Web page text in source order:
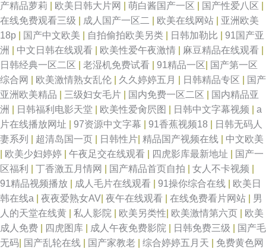
产精品萝莉
欧美日韩大片网 萌白酱国产一区 国产性爱八区
在线免费观看三级
成人国产一区二 欧美在线网站
亚洲欧美
18p
国产中文欧美 自拍偷拍欧美另类 日韩加勒比
91国产亚
洲
中文日韩在线观看 欧美性爱午夜激情 麻豆精品在线观看
日韩经典一区二区
老湿机免费试看 91精品一区
国产第一区
综合网
欧美激情熟女乱伦 久久婷婷五月 日韩精品专区
国产
亚洲欧美精品
三级妇女毛片 国内免费一区二区
国内精品亚
洲
日韩福利电影天堂 欧美性爱肏屄图 日韩中文字幕视频
a
片在线播放网址
97资源中文字幕 91香蕉视频18
日韩无码人
妻系列
超清岛国一页 日韩性片 精品国产视频在线
中文欧美
欧美少妇婷婷 午夜足交在线观看 四虎影库最新地址
国产一
区福利
丁香激五月情网 国产精品首页自拍 女人不卡视频
91精品视频播放
成人毛片在线观看 91操你综合在线
欧美日
韩在线a
夜夜爱熟女AV 夜午在线观看 在线免费看片网站
男
人的天堂在线黄
私人影院 欧美另类性 欧美激情第六页
欧美
成人免费
四虎图库 成人午夜免费影院 日韩免费三级
国产毛
无码 国产乱轮在线 国产家教老 综合婷婷五月天 免费黄色网